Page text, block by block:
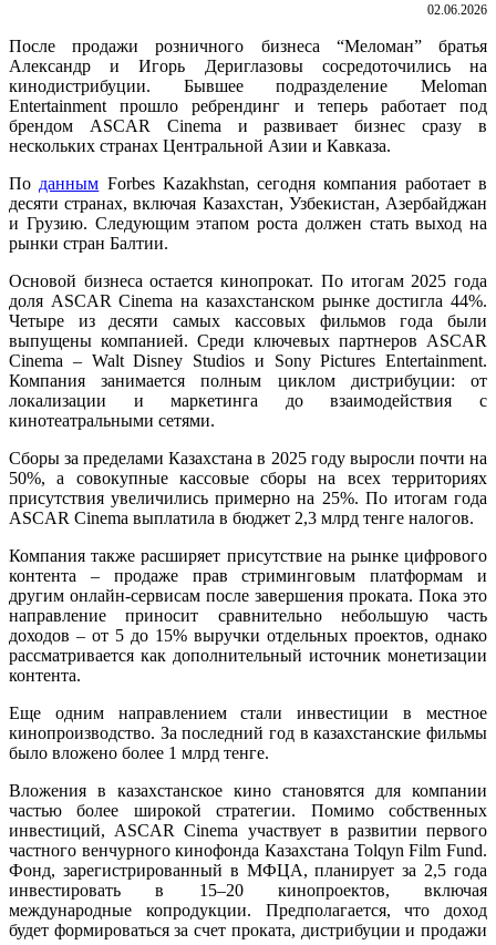
02.06.2026
После продажи розничного бизнеса “Меломан” братья
Александр и Игорь Дериглазовы сосредоточились на
кинодистрибуции. Бывшее подразделение Meloman
Entertainment прошло ребрендинг и теперь работает под
брендом ASCAR Cinema и развивает бизнес сразу в
нескольких странах Центральной Азии и Кавказа.
По данным Forbes Kazakhstan, сегодня компания работает в
десяти странах, включая Казахстан, Узбекистан, Азербайджан
и Грузию. Следующим этапом роста должен стать выход на
рынки стран Балтии.
Основой бизнеса остается кинопрокат. По итогам 2025 года
доля ASCAR Cinema на казахстанском рынке достигла 44%.
Четыре из десяти самых кассовых фильмов года были
выпущены компанией. Среди ключевых партнеров ASCAR
Cinema – Walt Disney Studios и Sony Pictures Entertainment.
Компания занимается полным циклом дистрибуции: от
локализации и маркетинга до взаимодействия с
кинотеатральными сетями.
Сборы за пределами Казахстана в 2025 году выросли почти на
50%, а совокупные кассовые сборы на всех территориях
присутствия увеличились примерно на 25%. По итогам года
ASCAR Cinema выплатила в бюджет 2,3 млрд тенге налогов.
Компания также расширяет присутствие на рынке цифрового
контента – продаже прав стриминговым платформам и
другим онлайн-сервисам после завершения проката. Пока это
направление приносит сравнительно небольшую часть
доходов – от 5 до 15% выручки отдельных проектов, однако
рассматривается как дополнительный источник монетизации
контента.
Еще одним направлением стали инвестиции в местное
кинопроизводство. За последний год в казахстанские фильмы
было вложено более 1 млрд тенге.
Вложения в казахстанское кино становятся для компании
частью более широкой стратегии. Помимо собственных
инвестиций, ASCAR Cinema участвует в развитии первого
частного венчурного кинофонда Казахстана Tolqyn Film Fund.
Фонд, зарегистрированный в МФЦА, планирует за 2,5 года
инвестировать в 15–20 кинопроектов, включая
международные копродукции. Предполагается, что доход
будет формироваться за счет проката, дистрибуции и продажи